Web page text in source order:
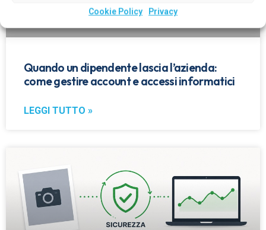
Cookie Policy Privacy
Quando un dipendente lascia l’azienda:
come gestire account e accessi informatici
LEGGI TUTTO »